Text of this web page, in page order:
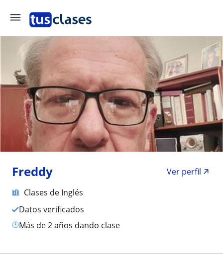
Freddy
Ver perfil
Clases de Inglés
Datos verificados
más de 2 años dando clase